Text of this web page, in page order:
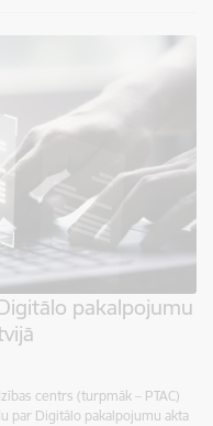
pakalpojumu
centrs (turpmāk – PTAC)
par Digitālo pakalpojumu akta